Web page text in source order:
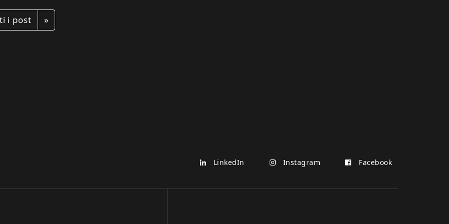
i post »
LinkedIn Instagram Facebook